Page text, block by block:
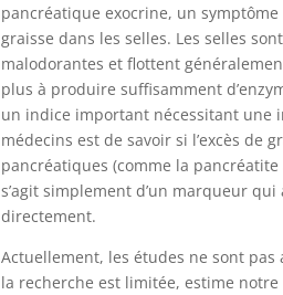
pancréatique exocrine, un
graisse dans les selles. Les selles
malodorantes et flottent
plus à produire suffisamment
un indice important nécessitant une
médecins est de savoir si l’excès de
pancréatiques (comme la
s’agit simplement d’un marqueur
directement.
Actuellement, les études ne sont pas
la recherche est limitée, estime